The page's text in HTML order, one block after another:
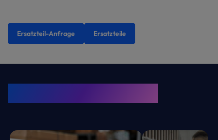
Ersatzteil-Anfrage Ersatzteile